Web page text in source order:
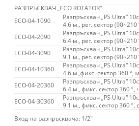
червена
количество
РАЗПРЪСКВАЧ „ECO ROTATOR“
ECO-04-1090
Разпръсквач „PS Ultra“
4.6 м., рег. сектор
ECO-04-2090
Разпръсквач „PS Ultra“
6.4 м., рег. сектор (90~210
ECO-04-3090
Разпръсквач „PS Ultra“
9.1 м., рег. сектор (90~210
ECO-04-10360
Разпръсквач „PS Ultra“
4.6 м.,фикс. сектор 360 º,
ECO-04-20360
Разпръсквач „PS Ultra“
6.4 м., фикс. сектор 360 º,
ECO-04-30360
Разпръсквач „PS Ultra“
9.1 м., фикс. сектор 360 º,
Вход на разпръсквача: 1/2″